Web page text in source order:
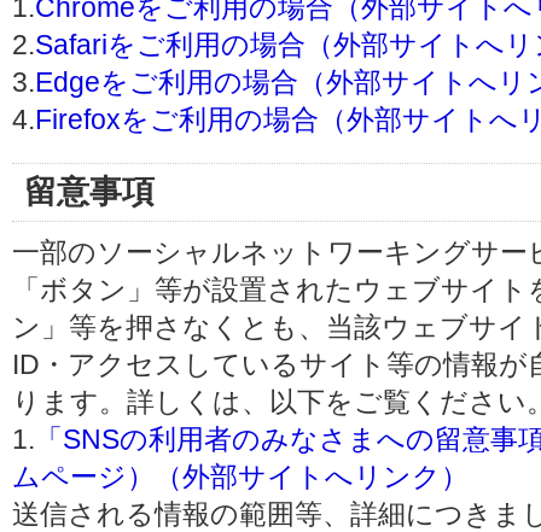
1.Chromeをご利用の場合（外部サイト
2.Safariをご利用の場合（外部サイトへ
3.Edgeをご利用の場合（外部サイトへリ
4.Firefoxをご利用の場合（外部サイトへ
留意事項
一部のソーシャルネットワーキングサー
「ボタン」等が設置されたウェブサイ
ン」等を押さなくとも、当該ウェブサイ
ID・アクセスしているサイト等の情報
ります。詳しくは、以下をご覧ください
1. 「SNSの利用者のみなさまへの留意事
ムページ）（外部サイトへリンク）
送信される情報の範囲等、詳細につきま